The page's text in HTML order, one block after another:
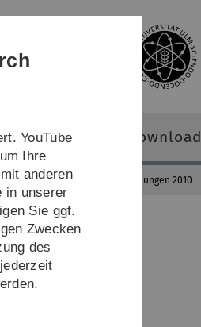
Formulare zum Download
Archiv Pressemitteilungen 2010
YouTube
Ihre
anderen
in unserer
Sie ggf.
Zwecken
des